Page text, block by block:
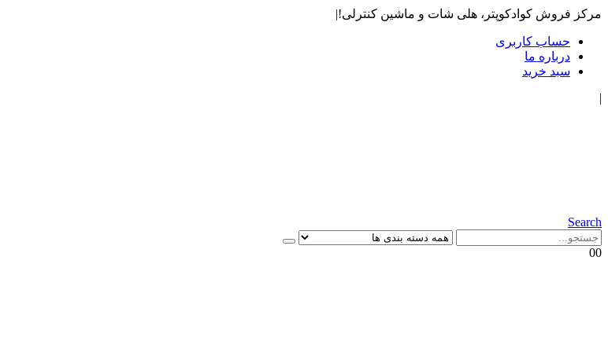
مرکز فروش کوادکوپتر، هلی شات و ماشین کنترلی!|
حساب کاربری
درباره ما
سبد خرید
|
Search
00